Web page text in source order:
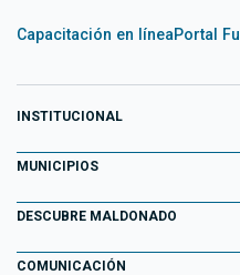
Capacitación en líneaPortal
INSTITUCIONAL
Equipo de Gobierno
Primeros 100 días
MUNICIPIOS
Aiguá
Garzón
DESCUBRE MALDONADO
Información para el Turista
COMUNICACIÓN